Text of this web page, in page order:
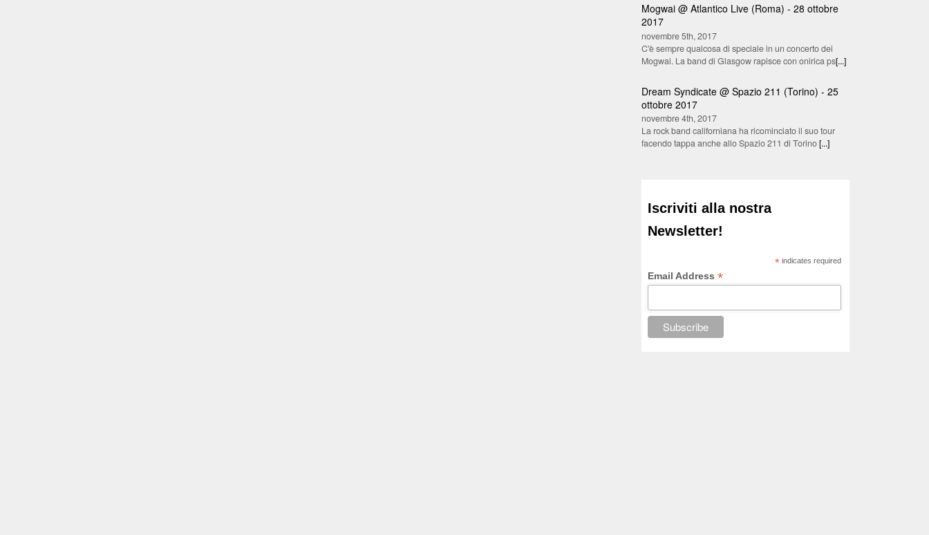
Mogwai @ Atlantico Live (Roma) - 28 ottobre
2017
novembre 5th, 2017
C'è sempre qualcosa di speciale in un concerto dei
Mogwai. La band di Glasgow rapisce con onirica ps[...]
Dream Syndicate @ Spazio 211 (Torino) - 25
ottobre 2017
novembre 4th, 2017
La rock band californiana ha ricominciato il suo tour
facendo tappa anche allo Spazio 211 di Torino[...]
Iscriviti alla nostra
Newsletter!
* indicates required
Email Address*